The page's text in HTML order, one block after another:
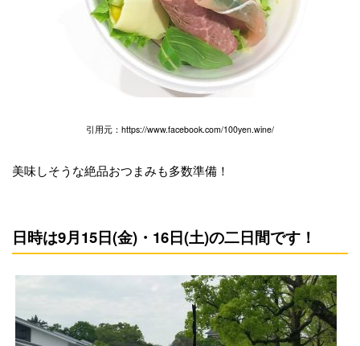
引用元：https://www.facebook.com/100yen.wine/
美味しそうな絶品おつまみも多数準備！
日時は9月15日(金)・16日(土)の二日間です！